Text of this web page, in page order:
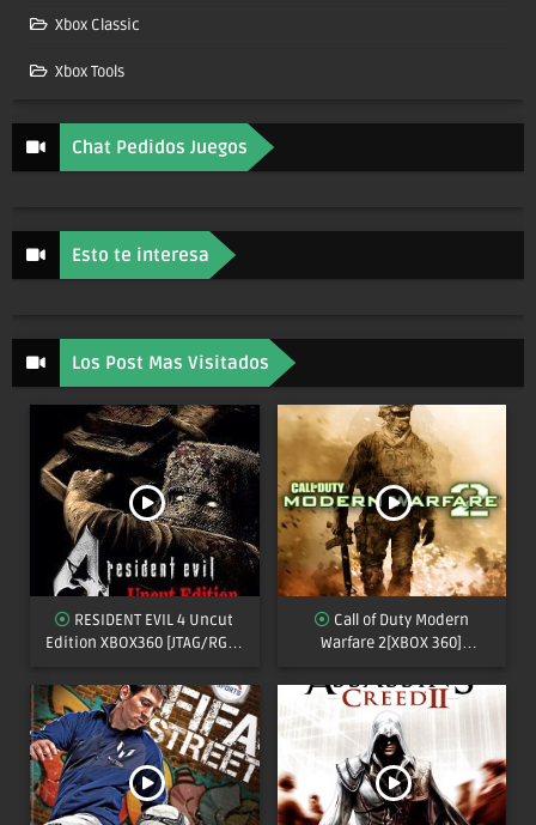
Xbox Classic
Xbox Tools
Chat Pedidos Juegos
Esto te interesa
Los Post Mas Visitados
RESIDENT EVIL 4 Uncut
Edition XBOX360 [JTAG/RGH]
Call of Duty Modern
Warfare 2[XBOX 360]